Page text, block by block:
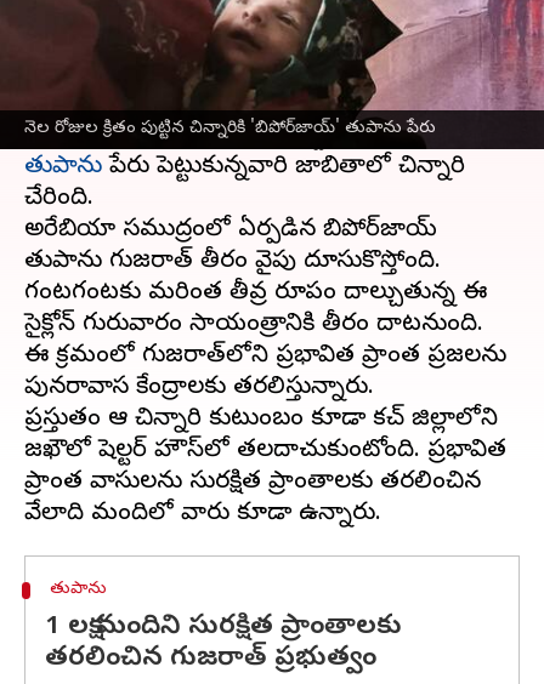
నెల రోజుల క్రితం పుట్టిన చిన్నారికి 'బిపోర్‌జాయ్' తుపాను పేరు
ఈ వార్తాకథనం ఏంటి
నెల రోజుల క్రితం జన్మించిన పాపకు ఆమె తల్లిదండ్రులు
ప్రస్తుతంగుజరాత్, ముంబై తీరాలను వణిస్తున్న
'బిపోర్‌జాయ్' తుపాను పేరు పెట్టుకున్నారు. దీంతో
తుపానుపేరు పెట్టుకున్నవారి జాబితాలో చిన్నారి
చేరింది.
అరేబియా సముద్రంలో ఏర్పడిన బిపోర్‌జాయ్
తుపాను గుజరాత్ తీరం వైపు దూసుకొస్తోంది.
గంటగంటకు మరింత తీవ్ర రూపం దాల్చుతున్న ఈ
సైక్లోన్ గురువారం సాయంత్రానికి తీరం దాటనుంది.
ఈ క్రమంలో గుజరాత్‌లోని ప్రభావిత ప్రాంత ప్రజలను
పునరావాస కేంద్రాలకు తరలిస్తున్నారు.
ప్రస్తుతం ఆ చిన్నారి కుటుంబం కూడా కచ్ జిల్లాలోని
జఖౌలో షెల్టర్ హౌస్‌లో తలదాచుకుంటోంది. ప్రభావిత
ప్రాంత వాసులను సురక్షిత ప్రాంతాలకు తరలించిన
తుపాను
1 లక్ష మందిని సురక్షిత ప్రాంతాలకు
తరలించిన గుజరాత్ ప్రభుత్వం